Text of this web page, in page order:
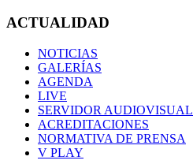
ACTUALIDAD
NOTICIAS
GALERÍAS
AGENDA
LIVE
SERVIDOR AUDIOVISUAL
ACREDITACIONES
NORMATIVA DE PRENSA
V PLAY